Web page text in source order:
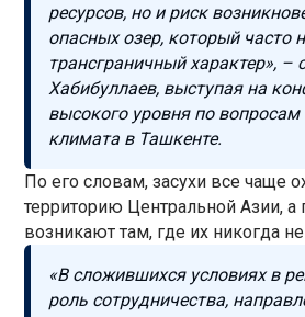
ресурсов, но и риск
опасных озер, который часто
трансграничный характер», –
Хабибуллаев, выступая на
высокого уровня по
климата в Ташкенте.
По его словам, засухи все чаще
территорию Центральной Азии,
возникают там, где их никогда
«В сложившихся условиях в
роль сотрудничества,